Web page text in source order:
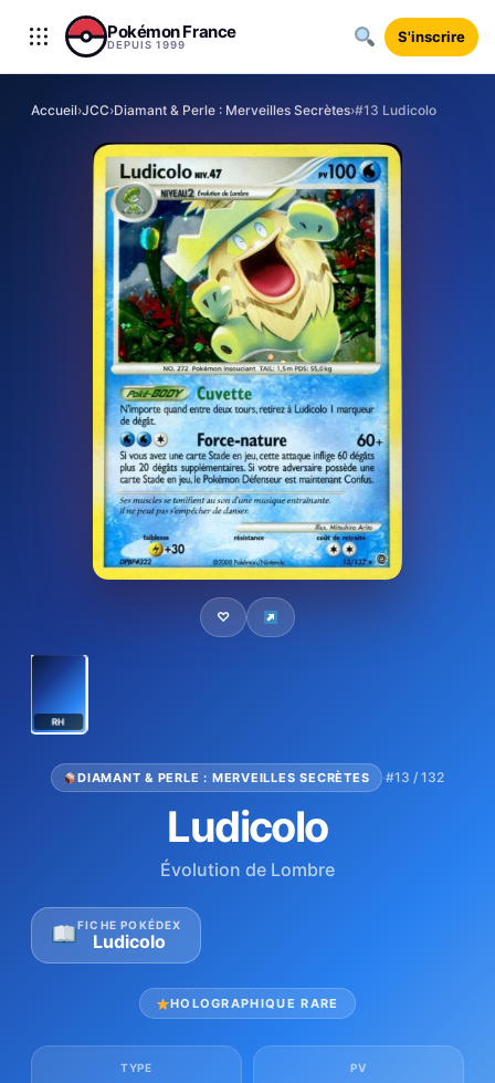
Aller au contenu
Pokémon France
DEPUIS 1999 S'inscrire
Accueil›JCC›Diamant & Perle : Merveilles Secrètes›#13 Ludicolo
♡
RH
DIAMANT & PERLE : MERVEILLES SECRÈTES ·#13 / 132
Ludicolo
Évolution de Lombre
FICHE POKÉDEX
Ludicolo
HOLOGRAPHIQUE RARE
TYPE PV